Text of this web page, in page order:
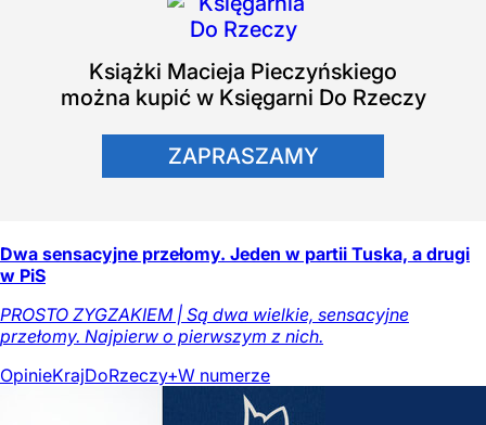
Książki Macieja Pieczyńskiego
można kupić w Księgarni Do Rzeczy
ZAPRASZAMY
Dwa sensacyjne przełomy. Jeden w partii Tuska, a drugi
w PiS
PROSTO ZYGZAKIEM | Są dwa wielkie, sensacyjne
przełomy. Najpierw o pierwszym z nich.
OpinieKrajDoRzeczy+W numerze